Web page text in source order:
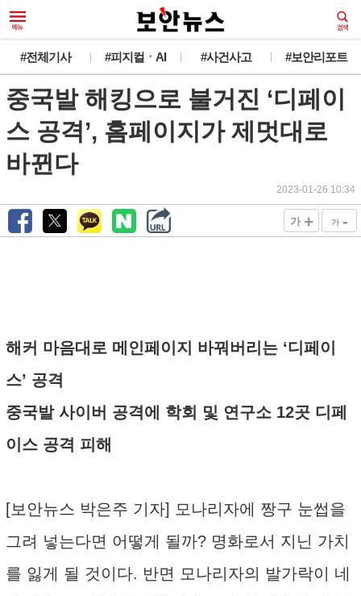
#전체기사 #피지컬ㆍAI #사건사고 #보안리포트
중국발 해킹으로 불거진 ‘디페이
스 공격’, 홈페이지가 제멋대로
바뀐다
2023-01-26 10:34
가 + 가 -
해커 마음대로 메인페이지 바꿔버리는 ‘디페이
스’ 공격
중국발 사이버 공격에 학회 및 연구소 12곳 디페
이스 공격 피해
[보안뉴스 박은주 기자] 모나리자에 짱구 눈썹을
그려 넣는다면 어떻게 될까? 명화로서 지닌 가치
를 잃게 될 것이다. 반면 모나리자의 발가락이 네